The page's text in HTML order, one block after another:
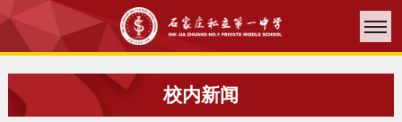
校内新闻